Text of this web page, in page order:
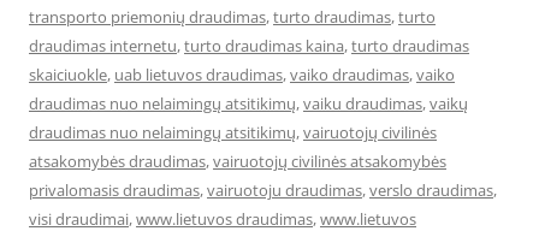
transporto priemonių draudimas,turto draudimas,turto
draudimas internetu,turto draudimas kaina,turto draudimas
skaiciuokle, uab lietuvos draudimas,vaiko draudimas,vaiko
draudimas nuo nelaimingų atsitikimų,vaiku draudimas,vaikų
draudimas nuo nelaimingų atsitikimų,vairuotojų civilinės
atsakomybės draudimas,vairuotojų civilinės atsakomybės
privalomasis draudimas,vairuotoju draudimas,verslo draudimas,
visi draudimai,www.lietuvos draudimas,www.lietuvos